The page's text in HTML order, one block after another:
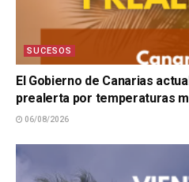
SUCESOS
El Gobierno de Canarias
prealerta por temperaturas
06/08/2026